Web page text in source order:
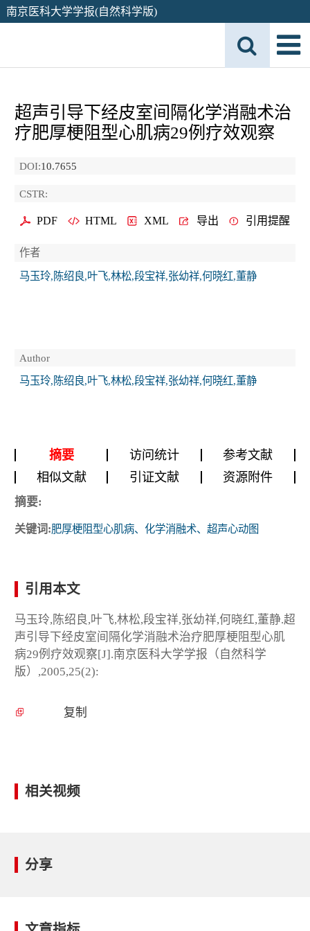
南京医科大学学报(自然科学版)
超声引导下经皮室间隔化学消融术治
疗肥厚梗阻型心肌病29例疗效观察
DOI:10.7655
CSTR:
PDF HTML XML 导出 引用提醒
作者
马玉玲,陈绍良,叶飞,林松,段宝祥,张幼祥,何晓红,董静
Author
马玉玲,陈绍良,叶飞,林松,段宝祥,张幼祥,何晓红,董静
摘要 访问统计
参考文献
相似文献
引证文献 资源附件
摘要:
关键词:肥厚梗阻型心肌病、化学消融术、超声心动图
引用本文
马玉玲,陈绍良,叶飞,林松,段宝祥,张幼祥,何晓红,董静.超
声引导下经皮室间隔化学消融术治疗肥厚梗阻型心肌
病29例疗效观察[J].南京医科大学学报（自然科学
版）,2005,25(2):
复制
相关视频
分享